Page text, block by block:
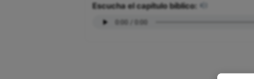
Escucha el capítulo bíblico: